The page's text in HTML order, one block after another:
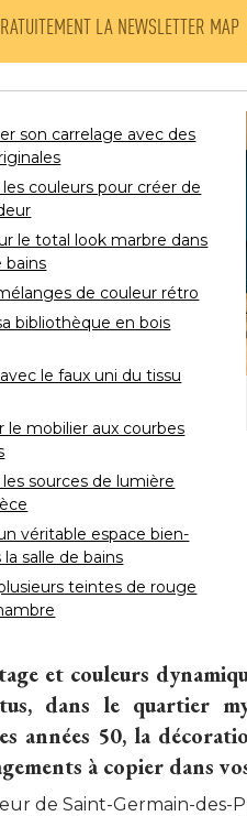
LA NEWSLETTER MAP
son carrelage avec des
couleurs pour créer de
le total look marbre dans
bains
de couleur rétro
bibliothèque en bois
le faux uni du tissu
le mobilier aux courbes
sources de lumière
véritable espace bien-
salle de bains
teintes de rouge
et couleurs
dans le quartier
années 50, la
à copier dans
de Saint-Germain-des-